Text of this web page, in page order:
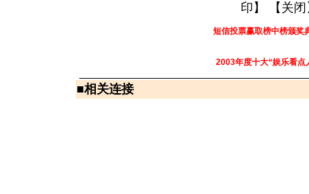
印 】 【 关闭
短信投票赢取榜中榜颁奖
2003年度十大“娱乐看点
■相关连接